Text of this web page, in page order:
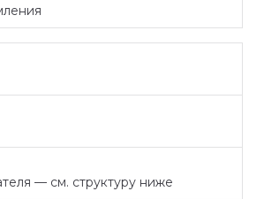
— см. структуру ниже